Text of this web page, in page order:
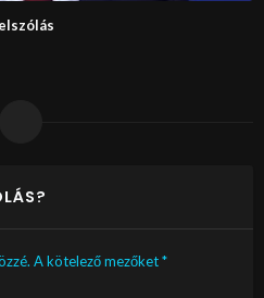
A kötelező mezőket*